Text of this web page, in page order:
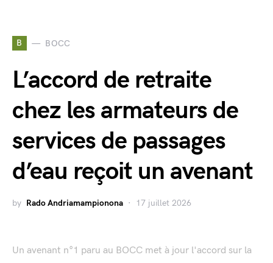
B BOCC
L’accord de retraite
chez les armateurs de
services de passages
d’eau reçoit un avenant
by Rado Andriamampionona 17 juillet 2026
Un avenant n°1 paru au BOCC met à jour l'accord sur la